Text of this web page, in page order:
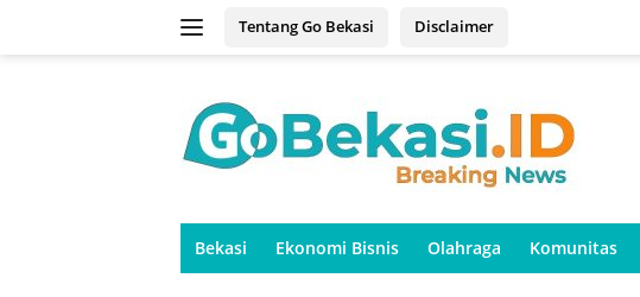
Tentang Go Bekasi Disclaimer
Bekasi Ekonomi Bisnis Olahraga Komunitas